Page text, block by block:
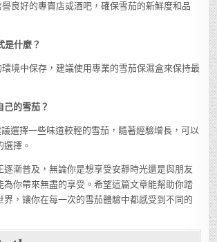
良好的專賣店或酒吧，確保雪茄的新鮮度和品
是什麼？
境中保存，建議使用專業的雪茄保濕盒來保持最
己的雪茄？
選擇一些味道較輕的雪茄，隨著經驗增長，可以
選擇。
逐漸普及，無論你是想享受安靜時光還是與朋友
為你帶來無盡的享受。希望這篇文章能幫助你踏
界，讓你在每一次的雪茄體驗中都感受到不同的